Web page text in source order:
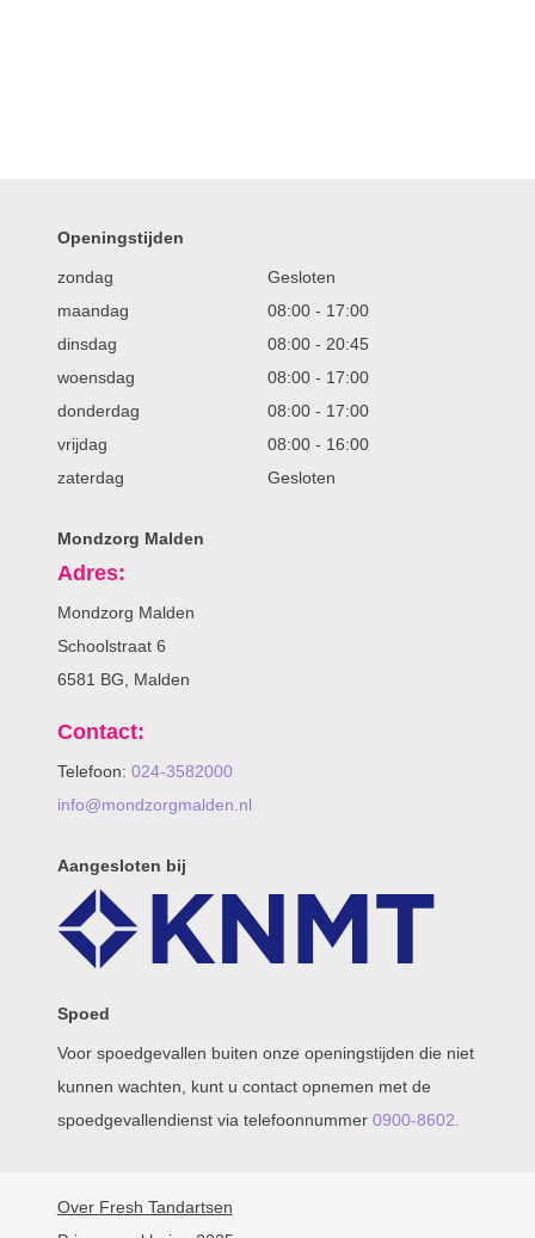
Openingstijden
zondag
Gesloten
maandag
08:00 - 17:00
dinsdag
08:00 - 20:45
woensdag
08:00 - 17:00
donderdag
08:00 - 17:00
vrijdag
08:00 - 16:00
zaterdag
Gesloten
Mondzorg Malden
Adres:
Mondzorg Malden
Schoolstraat 6
6581 BG, Malden
Contact:
Telefoon: 024-3582000
info@mondzorgmalden.nl
Aangesloten bij
Spoed
Voor spoedgevallen buiten onze openingstijden die niet
kunnen wachten, kunt u contact opnemen met de
spoedgevallendienst via telefoonnummer 0900-8602.
Over Fresh Tandartsen